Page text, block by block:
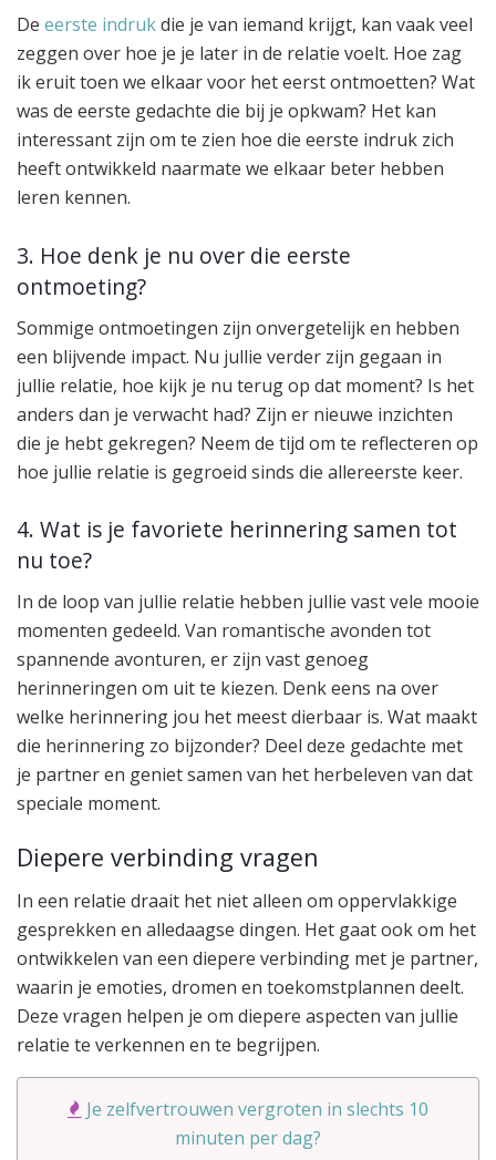
De eerste indrukdie je van iemand krijgt, kan vaak veel
zeggen over hoe je je later in de relatie voelt. Hoe zag
ik eruit toen we elkaar voor het eerst ontmoetten? Wat
was de eerste gedachte die bij je opkwam? Het kan
interessant zijn om te zien hoe die eerste indruk zich
heeft ontwikkeld naarmate we elkaar beter hebben
leren kennen.
3. Hoe denk je nu over die eerste
ontmoeting?
Sommige ontmoetingen zijn onvergetelijk en hebben
een blijvende impact. Nu jullie verder zijn gegaan in
jullie relatie, hoe kijk je nu terug op dat moment? Is het
anders dan je verwacht had? Zijn er nieuwe inzichten
die je hebt gekregen? Neem de tijd om te reflecteren op
hoe jullie relatie is gegroeid sinds die allereerste keer.
4. Wat is je favoriete herinnering samen tot
nu toe?
In de loop van jullie relatie hebben jullie vast vele mooie
momenten gedeeld. Van romantische avonden tot
spannende avonturen, er zijn vast genoeg
herinneringen om uit te kiezen. Denk eens na over
welke herinnering jou het meest dierbaar is. Wat maakt
die herinnering zo bijzonder? Deel deze gedachte met
je partner en geniet samen van het herbeleven van dat
speciale moment.
Diepere verbinding vragen
In een relatie draait het niet alleen om oppervlakkige
gesprekken en alledaagse dingen. Het gaat ook om het
ontwikkelen van een diepere verbinding met je partner,
waarin je emoties, dromen en toekomstplannen deelt.
Deze vragen helpen je om diepere aspecten van jullie
relatie te verkennen en te begrijpen.
Je zelfvertrouwen vergroten in slechts 10
minuten per dag?